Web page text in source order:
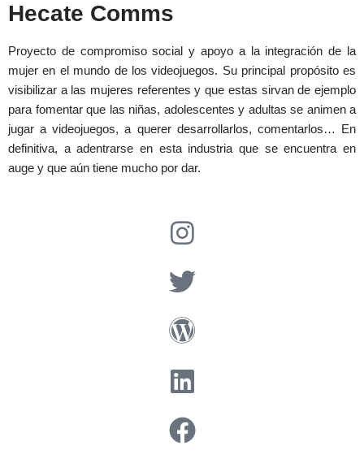
Hecate Comms
Proyecto de compromiso social y apoyo a la integración de la
mujer en el mundo de los videojuegos. Su principal propósito es
visibilizar a las mujeres referentes y que estas sirvan de ejemplo
para fomentar que las niñas, adolescentes y adultas se animen a
jugar a videojuegos, a querer desarrollarlos, comentarlos… En
definitiva, a adentrarse en esta industria que se encuentra en
auge y que aún tiene mucho por dar.